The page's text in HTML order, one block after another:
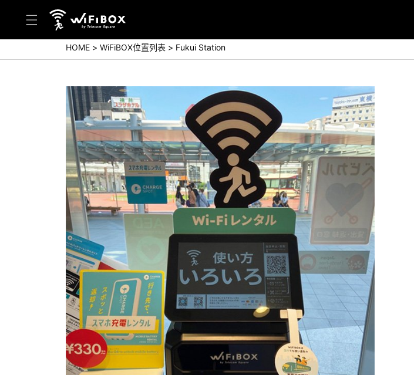
帮助／询问
帮助中心(日本语)
帮助中心(英语)
询问(日本语)
询问(英语)
HOME WiFiBOX位置列表 Fukui Station